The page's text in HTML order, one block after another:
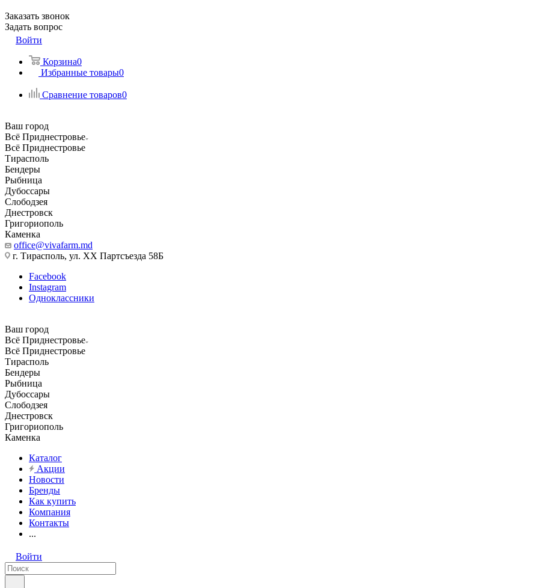
Заказать звонок
Задать вопрос
Войти
Корзина0
Избранные товары0
Сравнение товаров0
Ваш город
Всё Приднестровье
Всё Приднестровье
Тирасполь
Бендеры
Рыбница
Дубоссары
Слободзея
Днестровск
Григориополь
Каменка
office@vivafarm.md
г. Тирасполь, ул. ХХ Партсъезда 58Б
Facebook
Instagram
Одноклассники
Ваш город
Всё Приднестровье
Всё Приднестровье
Тирасполь
Бендеры
Рыбница
Дубоссары
Слободзея
Днестровск
Григориополь
Каменка
Каталог
Акции
Новости
Бренды
Как купить
Компания
Контакты
...
Войти